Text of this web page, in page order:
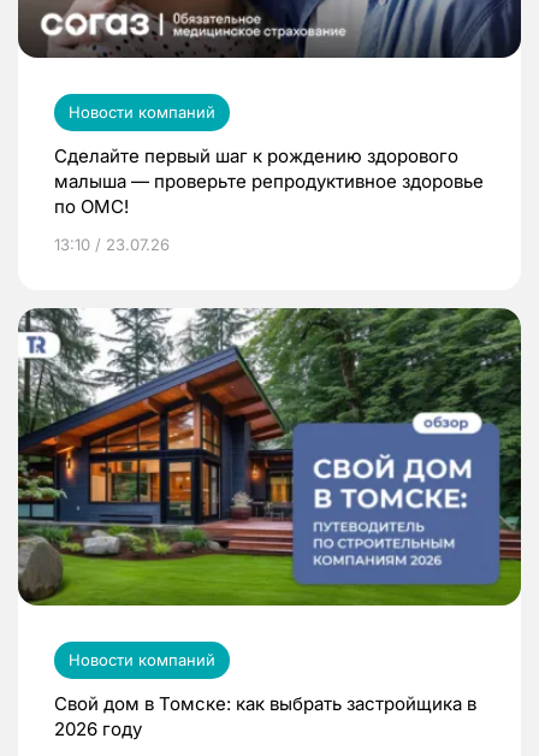
Новости компаний
Сделайте первый шаг к рождению здорового
малыша — проверьте репродуктивное здоровье
по ОМС!
13:10 / 23.07.26
Новости компаний
Свой дом в Томске: как выбрать застройщика в
2026 году